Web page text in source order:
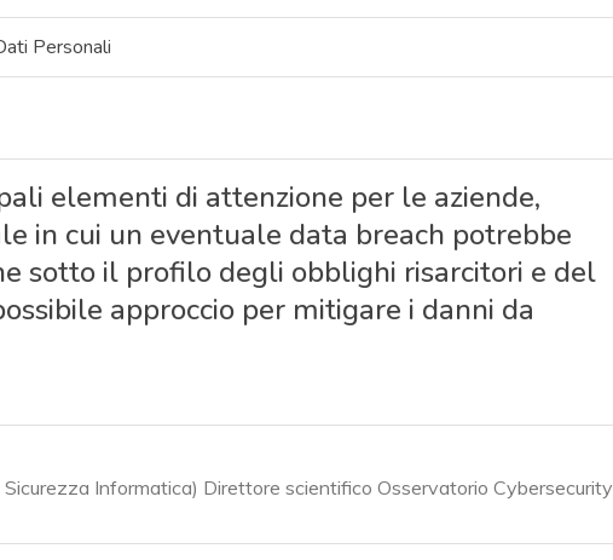
Personali
elementi di attenzione per le aziende,
in cui un eventuale data breach potrebbe
sotto il profilo degli obblighi risarcitori e del
approccio per mitigare i danni da
Informatica) Direttore scientifico Osservatorio Cybersecurity